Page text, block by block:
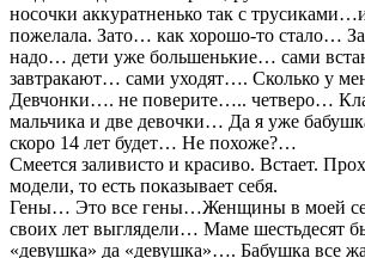
носочки аккуратненько так с
пожелала. Зато… как хорошо-то стало…
надо… дети уже большенькие… сами
завтракают… сами уходят…. Сколько у
Девчонки…. не поверите….. четверо…
мальчика и две девочки… Да я уже
скоро 14 лет будет… Не похоже?…
Смеется заливисто и красиво. Встает.
модели, то есть показывает себя.
Гены… Это все гены…Женщины в моей
своих лет выглядели… Маме шестьдесят
«девушка» да «девушка»…. Бабушка все